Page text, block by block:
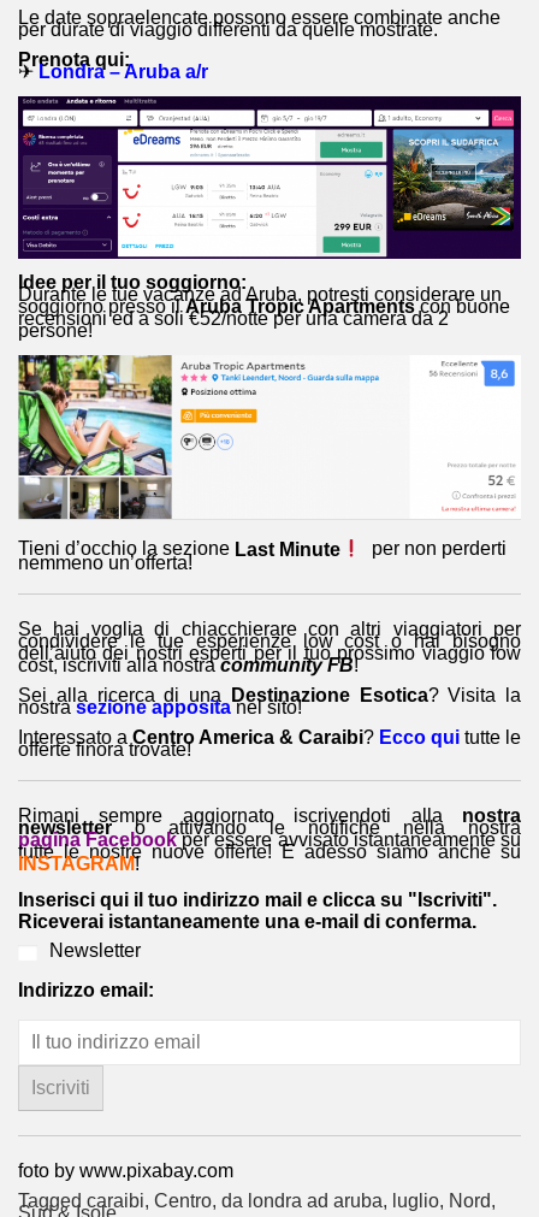
Le date sopraelencate possono essere combinate anche
per durate di viaggio differenti da quelle mostrate.
Prenota qui:
✈ Londra – Aruba a/r
Idee per il tuo soggiorno:
Durante le tue vacanze ad Aruba, potresti considerare un
soggiorno presso ilAruba Tropic Apartments con buone
recensioni ed a soli €52/notte per una camera da 2
persone!
Tieni d’occhio la sezione Last Minute per non perderti
nemmeno un’offerta!
Se hai voglia di chiacchierare con altri viaggiatori per
condividere le tue esperienze low cost o hai bisogno
dell’aiuto dei nostri esperti per il tuo prossimo viaggio low
cost, iscriviti alla nostracommunity FB!
Sei alla ricerca di una
Destinazione Esotica? Visita la
nostra sezione apposita nel sito!
Interessato a Centro America & Caraibi? Ecco qui tutte le
offerte finora trovate!
Rimani sempre aggiornato iscrivendoti alla nostra
newslettero attivando le notifiche nella nostra
pagina Facebookper essere avvisato istantaneamente su
tutte le nostre nuove offerte! E adesso siamo anche su
INSTAGRAM!
Inserisci qui il tuo indirizzo mail e clicca su "Iscriviti".
Riceverai istantaneamente una e-mail di conferma.
Newsletter
Indirizzo email:
foto by www.pixabay.com
Tagged caraibi, Centro, da londra ad aruba, luglio, Nord,